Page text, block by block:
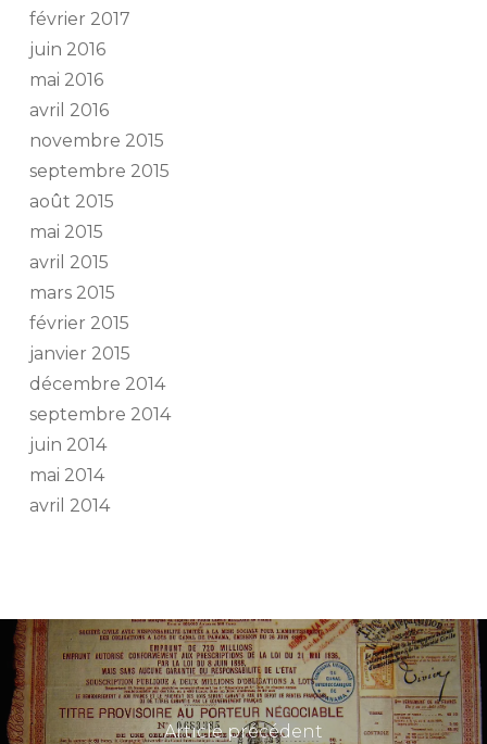
février 2017
juin 2016
mai 2016
avril 2016
novembre 2015
septembre 2015
août 2015
mai 2015
avril 2015
mars 2015
février 2015
janvier 2015
décembre 2014
septembre 2014
juin 2014
mai 2014
avril 2014
Article précédent